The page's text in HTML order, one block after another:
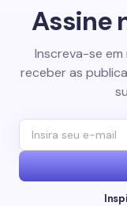
Assine
Inscreva-se
receber as